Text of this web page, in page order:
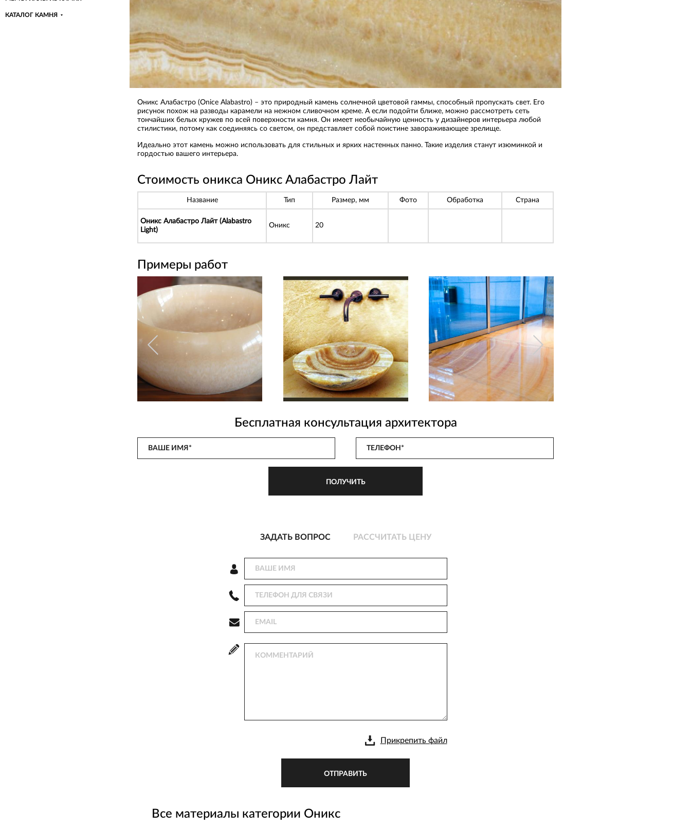
КАТАЛОГ КАМНЯ
Оникс Алабастро (Onice Alabastro) – это природный камень солнечной цветовой гаммы, способный пропускать свет. Его
рисунок похож на разводы карамели на нежном сливочном креме. А если подойти ближе, можно рассмотреть сеть
тончайших белых кружев по всей поверхности камня. Он имеет необычайную ценность у дизайнеров интерьера любой
стилистики, потому как соединяясь со светом, он представляет собой поистине завораживающее зрелище.
Идеально этот камень можно использовать для стильных и ярких настенных панно. Такие изделия станут изюминкой и
гордостью вашего интерьера.
Стоимость оникса Оникс Алабастро Лайт
Название Тип Размер, мм Фото Обработка Страна
Оникс Алабастро Лайт (Alabastro
Light)
Оникс 20
Примеры работ
Бесплатная консультация архитектора
ЗАДАТЬ ВОПРОС РАССЧИТАТЬ ЦЕНУ
Прикрепить файл
ОТПРАВИТЬ
Все материалы категории Оникс